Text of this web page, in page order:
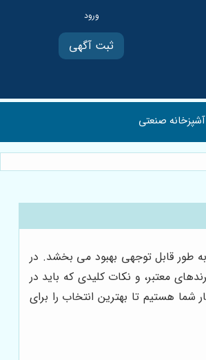
ثبت آگهی
صنعتی
طور قابل توجهی بهبود می بخشد. در
معتبر، و نکات کلیدی که باید در
شما هستیم تا بهترین انتخاب را برای